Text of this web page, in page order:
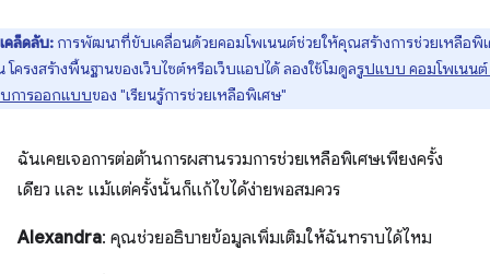
เคล็ดลับ: การพัฒนาที่ขับเคลื่อนด้วยคอมโพเนนต์ช่วยให้คุณสร้างการช่วยเหลือพิ
โครงสร้างพื้นฐานของเว็บไซต์หรือเว็บแอปได้ ลองใช้โมดูลรูปแบบ คอมโพเนนต์
การออกแบบของ "เรียนรู้การช่วยเหลือพิเศษ"
ฉันเคยเจอการต่อต้านการผสานรวมการช่วยเหลือพิเศษเพียงครั้ง
เดียว และ แม้แต่ครั้งนั้นก็แก้ไขได้ง่ายพอสมควร
Alexandra: คุณช่วยอธิบายข้อมูลเพิ่มเติมให้ฉันทราบได้ไหม